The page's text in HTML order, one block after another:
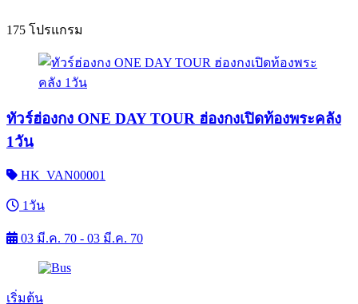
175 โปรแกรม
ทัวร์ฮ่องกง ONE DAY TOUR ฮ่องกงเปิดท้องพระคลัง
1วัน
HK_VAN00001
1วัน
03 มี.ค. 70 - 03 มี.ค. 70
เริ่มต้น